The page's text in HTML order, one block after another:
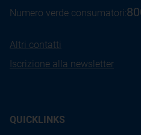
Numero verde consumatori:
Altri contatti
Iscrizione alla newsletter
QUICKLINKS